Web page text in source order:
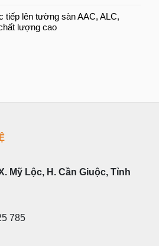
tiếp lên tường sàn AAC, ALC,
lượng cao
Mỹ Lộc, H. Cần Giuộc, Tỉnh
785